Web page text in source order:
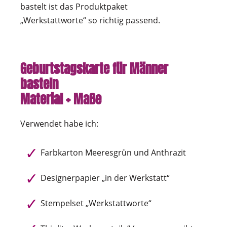
bastelt ist das Produktpaket
„Werkstattworte“ so richtig passend.
Geburtstagskarte für Männer
basteln
Material + Maße
Verwendet habe ich:
Farbkarton Meeresgrün und Anthrazit
Designerpapier „in der Werkstatt“
Stempelset „Werkstattworte“